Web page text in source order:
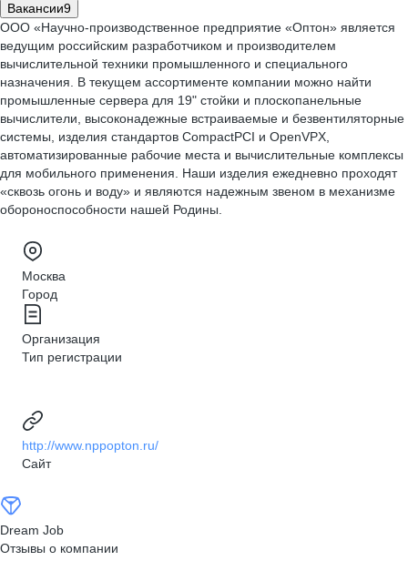
Вакансии9
ООО «Научно-производственное предприятие «Оптон» является
ведущим российским разработчиком и производителем
вычислительной техники промышленного и специального
назначения.
В текущем ассортименте компании можно найти
промышленные сервера для 19" стойки и плоскопанельные
вычислители, высоконадежные встраиваемые и безвентиляторные
системы, изделия стандартов CompactPCI и OpenVPX,
автоматизированные рабочие места и вычислительные комплексы
для мобильного применения. Наши изделия ежедневно проходят
«сквозь огонь и воду» и являются надежным звеном в механизме
обороноспособности нашей Родины.
Москва
Город
Организация
Тип регистрации
http://www.nppopton.ru/
Сайт
Dream Job
Отзывы о компании